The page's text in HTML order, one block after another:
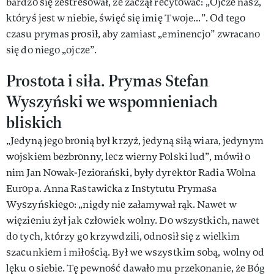
któryś jest w niebie, święć się imię Twoje...”. Od tego
czasu prymas prosił, aby zamiast „eminencjo” zwracano
się do niego „ojcze”.
Prostota i siła. Prymas Stefan
Wyszyński we wspomnieniach
bliskich
„Jedyną jego bronią był krzyż, jedyną siłą wiara, jedynym
wojskiem bezbronny, lecz wierny Polski lud”, mówił o
nim Jan Nowak-Jeziorański, były dyrektor Radia Wolna
Europa. Anna Rastawicka z Instytutu Prymasa
Wyszyńskiego: „nigdy nie załamywał rąk. Nawet w
więzieniu żył jak człowiek wolny. Do wszystkich, nawet
do tych, którzy go krzywdzili, odnosił się z wielkim
szacunkiem i miłością. Był we wszystkim sobą, wolny od
lęku o siebie. Tę pewność dawało mu przekonanie, że Bóg